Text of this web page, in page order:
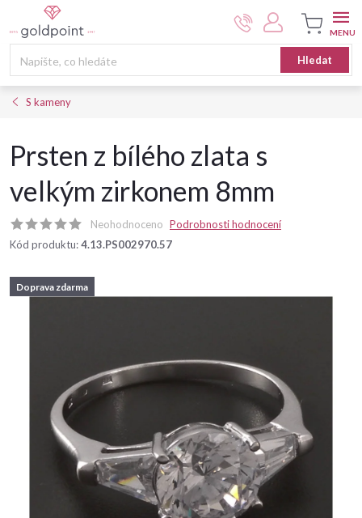
na
Hledat
Nákupní
košík
S kameny
Prsten z bílého zlata s
velkým zirkonem 8mm
Neohodnoceno Podrobnosti hodnocení
Kód produktu:4.13.PS002970.57
Doprava zdarma